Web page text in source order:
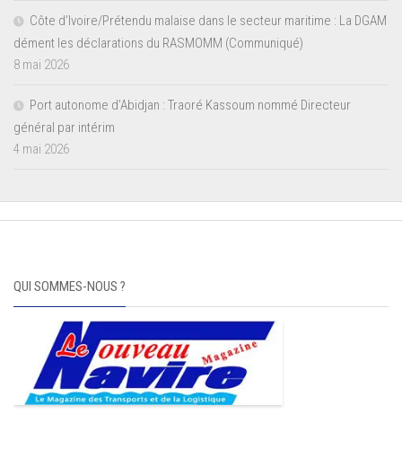
Côte d’Ivoire/Prétendu malaise dans le secteur maritime : La DGAM
dément les déclarations du RASMOMM (Communiqué)
8 mai 2026
Port autonome d’Abidjan : Traoré Kassoum nommé Directeur
général par intérim
4 mai 2026
QUI SOMMES-NOUS ?